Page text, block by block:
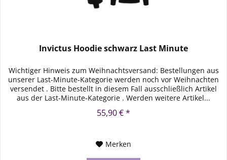
Invictus Hoodie schwarz Last Minute
Wichtiger Hinweis zum Weihnachtsversand: Bestellungen aus
unserer Last-Minute-Kategorie werden noch vor Weihnachten
versendet . Bitte bestellt in diesem Fall ausschließlich Artikel
aus der Last-Minute-Kategorie . Werden weitere Artikel...
55,90 € *
Merken